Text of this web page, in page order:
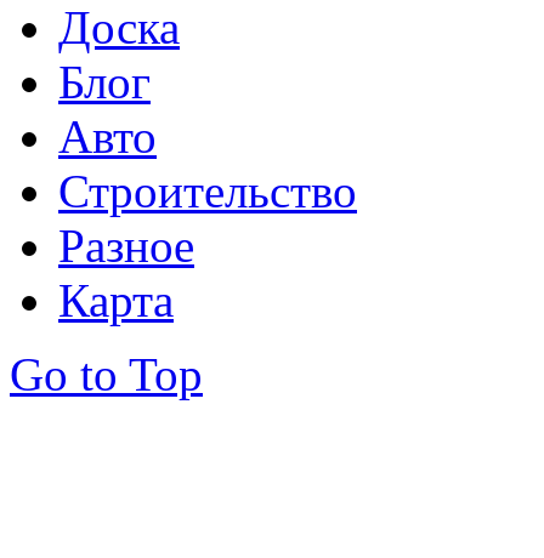
Доска
Блог
Авто
Строительство
Разное
Карта
Go to Top